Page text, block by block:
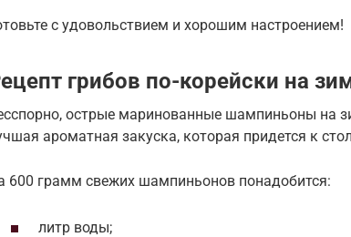
с удовольствием и хорошим настроением!
грибов по-корейски на
острые маринованные шампиньоны на
ароматная закуска, которая придется к
600 грамм свежих шампиньонов понадобится:
литр воды;